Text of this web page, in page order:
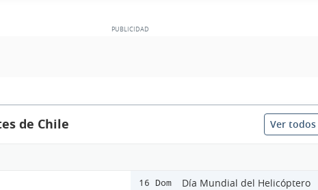
de Chile Ver
16 Dom Día Mundial del Helicóptero